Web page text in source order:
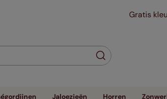
Gratis
Jaloezieën Horren